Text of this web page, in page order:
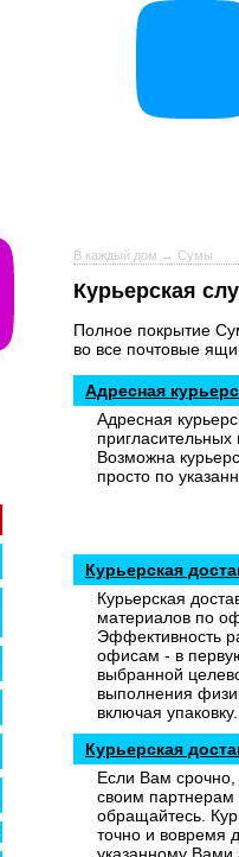
В каждый дом → Сумы
Курьерская
Полное покрытие
во все почтовые
Адресная
Адресная
пригласительных
Возможна
просто по
Курьерская
Курьерская
материалов по
Эффективность
офисам - в
выбранной
выполнения
включая упаковку.
Курьерская
Если Вам срочно,
своим партнерам
обращайтесь.
точно и вовремя